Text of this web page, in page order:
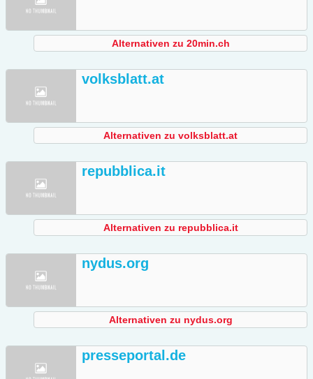
Alternativen zu 20min.ch
volksblatt.at
Alternativen zu volksblatt.at
repubblica.it
Alternativen zu repubblica.it
nydus.org
Alternativen zu nydus.org
presseportal.de